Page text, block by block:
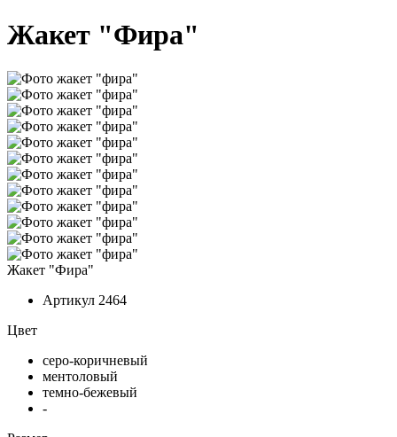
Жакет "Фира"
Жакет "Фира"
Артикул 2464
Цвет
серо-коричневый
ментоловый
темно-бежевый
-